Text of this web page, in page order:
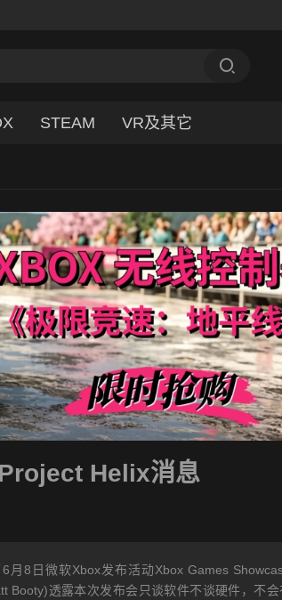
STEAM VR及其它
Helix消息
8日微软Xbox发布活动Xbox Games
Booty)透露本次发布会只谈软件不谈硬件，不会